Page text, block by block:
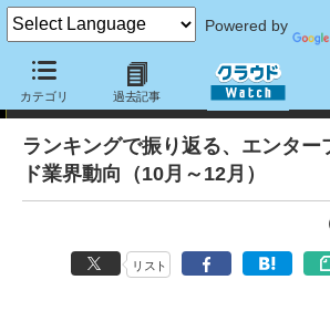
Powered by
カテゴリ 過去記事
特別企画
ランキングで振り返る、エンター
ド業界動向（10月～12月）
リスト